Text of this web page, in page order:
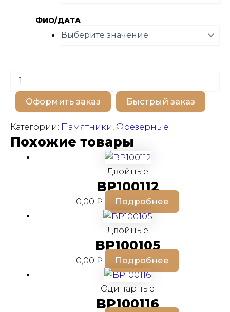
ФИО/ДАТА
Количество
товара
BP100362
Оформить заказ Быстрый заказ
Категории: Памятники, Фрезерные
Похожие товары
Двойные
BP100112
0,00₽ Подробнее
Двойные
BP100105
0,00₽ Подробнее
Одинарные
BP100116